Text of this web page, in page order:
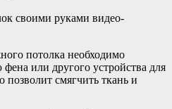
потолка необходимо
или другого устройства для
позволит смягчить ткань и